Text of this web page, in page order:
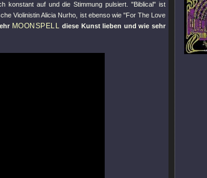
konstant auf und die Stimmung pulsiert."Biblical" ist
Violinistin Alicia Nurho, ist ebenso wie "For The Love
MOONSPELL diese Kunst lieben und wie sehr